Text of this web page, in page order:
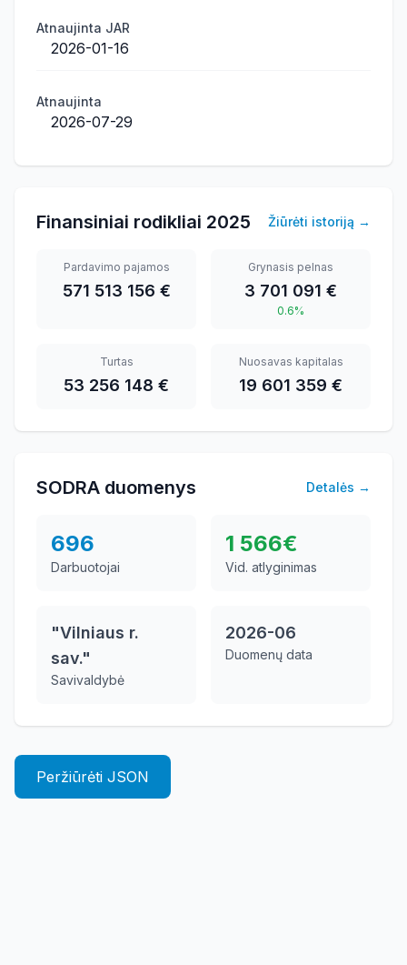
Atnaujinta JAR
2026-01-16
Atnaujinta
2026-07-29
Finansiniai rodikliai 2025 Žiūrėti istoriją →
Pardavimo pajamos
571 513 156 €
Grynasis pelnas
3 701 091 €
0.6%
Turtas
53 256 148 €
Nuosavas kapitalas
19 601 359 €
SODRA duomenys Detalės →
696
Darbuotojai
1 566€
Vid. atlyginimas
"Vilniaus r.
sav."
Savivaldybė
2026-06
Duomenų data
Peržiūrėti JSON